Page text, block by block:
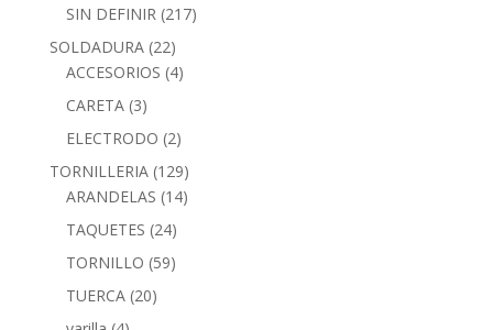
SIN DEFINIR (217)
SOLDADURA (22)
ACCESORIOS (4)
CARETA (3)
ELECTRODO (2)
TORNILLERIA (129)
ARANDELAS (14)
TAQUETES (24)
TORNILLO (59)
TUERCA (20)